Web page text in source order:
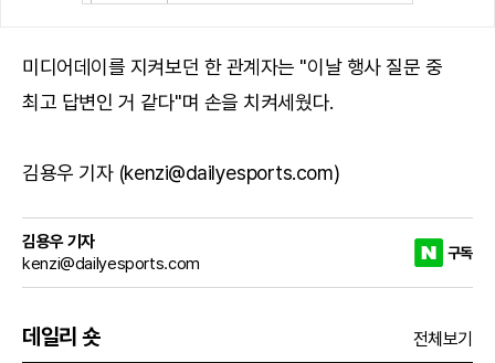
미디어데이를 지켜보던 한 관계자는 "이날 행사 질문 중
최고 답변인 거 같다"며 손을 치켜세웠다.
김용우 기자 (kenzi@dailyesports.com)
김용우 기자
kenzi@dailyesports.com
구독
데일리 숏 전체보기